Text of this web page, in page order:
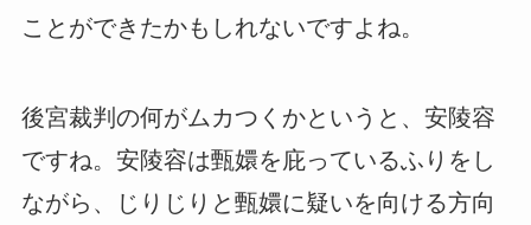
ことができたかもしれないですよね。
後宮裁判の何がムカつくかというと、安陵容
ですね。安陵容は甄嬛を庇っているふりをし
ながら、じりじりと甄嬛に疑いを向ける方向